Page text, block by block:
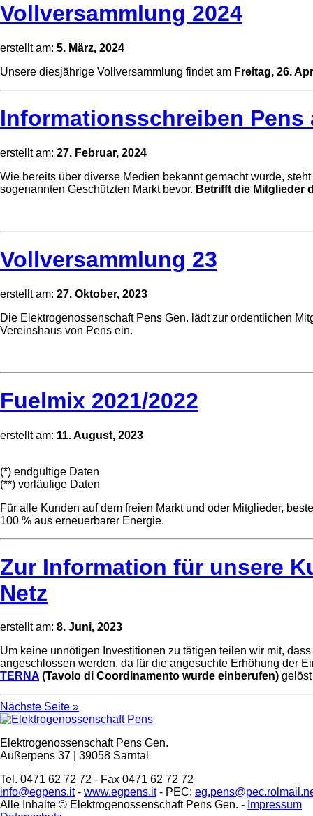
Vollversammlung 2024
erstellt am: 5. März, 2024
Unsere diesjährige Vollversammlung findet am Freitag, 26.
Informationsschreiben Pens
erstellt am: 27. Februar, 2024
Wie bereits über diverse Medien bekannt gemacht wurde,
sogenannten Geschützten Markt bevor. Betrifft die Mitglieder
Vollversammlung 23
erstellt am: 27. Oktober, 2023
Die Elektrogenossenschaft Pens Gen. lädt zur ordentlichen
Vereinshaus von Pens ein.
Fuelmix 2021/2022
erstellt am: 11. August, 2023
(*) endgültige Daten
(**) vorläufige Daten
Für alle Kunden auf dem freien Markt und oder Mitglieder,
100 % aus erneuerbarer Energie.
Zur Information für unsere
Netz
erstellt am: 8. Juni, 2023
Um keine unnötigen Investitionen zu tätigen teilen wir mit,
angeschlossen werden, da für die angesuchte Erhöhung der
TERNA (Tavolo di Coordinamento wurde einberufen)
Nächste Seite »
Elektrogenossenschaft Pens Gen.
Außerpens 37 | 39058 Sarntal
Tel. 0471 62 72 72 - Fax 0471 62 72 72
info@egpens.it- www.egpens.it- PEC:
Alle Inhalte © Elektrogenossenschaft Pens Gen. - Impressum